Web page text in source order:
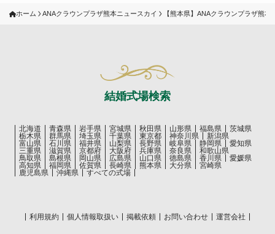
ホーム ANAクラウンプラザ熊本ニュースカイ 【熊本県】ANAクラウンプラザ熊
結婚式場検索
北海道 青森県 岩手県 宮城県 秋田県 山形県 福島県
茨城県
栃木県
群馬県 埼玉県 千葉県 東京都 神奈川県
新潟県
富山県
石川県 福井県 山梨県 長野県 岐阜県 静岡県
愛知県
三重県
滋賀県 京都府 大阪府 兵庫県 奈良県
和歌山県
鳥取県
島根県 岡山県 広島県 山口県 徳島県 香川県
愛媛県
高知県
福岡県 佐賀県 長崎県 熊本県 大分県
宮崎県
鹿児島県
沖縄県 すべての式場
利用規約 個人情報取扱い 掲載依頼 お問い合わせ 運営会社